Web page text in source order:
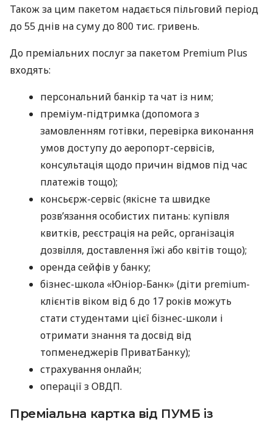
Також за цим пакетом надається пільговий період
до 55 днів на суму до 800 тис. гривень.
До преміальних послуг за пакетом Premium Plus
входять:
персональний банкір та чат із ним;
преміум-підтримка (допомога з
замовленням готівки, перевірка виконання
умов доступу до аеропорт-сервісів,
консультація щодо причин відмов під час
платежів тощо);
консьєрж-сервіс (якісне та швидке
розв’язання особистих питань: купівля
квитків, реєстрація на рейс, організація
дозвілля, доставлення їжі або квітів тощо);
оренда сейфів у банку;
бізнес-школа «Юніор-Банк» (діти premium-
клієнтів віком від 6 до 17 років можуть
стати студентами цієї бізнес-школи і
отримати знання та досвід від
топменеджерів ПриватБанку);
страхування онлайн;
операції з ОВДП.
Преміальна картка від ПУМБ із